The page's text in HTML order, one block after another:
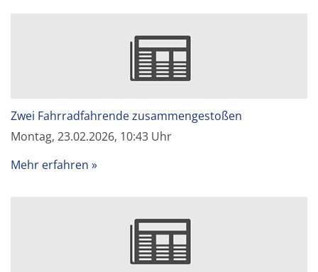
Zwei Fahrradfahrende zusammengestoßen
Montag, 23.02.2026, 10:43 Uhr
Mehr erfahren